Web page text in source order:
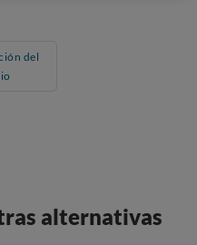
del
alternativas